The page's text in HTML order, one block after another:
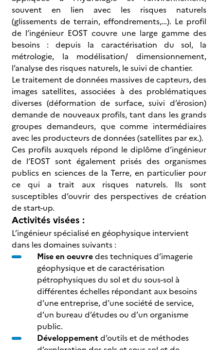
souvent en lien avec les risques naturels
(glissements de terrain, effondrements,…). Le profil
de l’ingénieur EOST couvre une large gamme des
besoins : depuis la caractérisation du sol, la
métrologie, la modélisation/ dimensionnement,
l’analyse des risques naturels, le suivi de chantier.
Le traitement de données massives de capteurs, des
images satellites, associées à des problématiques
diverses (déformation de surface, suivi d’érosion)
demande de nouveaux profils, tant dans les grands
groupes demandeurs, que comme intermédiaires
avec les producteurs de données (satellites par ex.).
Ces profils auxquels répond le diplôme d’ingénieur
de l’EOST sont également prisés des organismes
publics en sciences de la Terre, en particulier pour
ce qui a trait aux risques naturels. Ils sont
susceptibles d’ouvrir des perspectives de création
de start-up.
Activités visées :
L’ingénieur spécialisé en géophysique intervient
dans les domaines suivants :
Mise en oeuvredes techniques d’imagerie
géophysique et de caractérisation
pétrophysiques du sol et du sous-sol à
différentes échelles répondant aux besoins
d’une entreprise, d’une société de service,
d’un bureau d’études ou d’un organisme
public.
Développementd’outils et de méthodes